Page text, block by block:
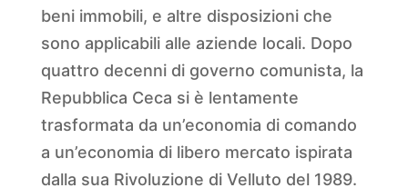
beni immobili, e altre disposizioni che
sono applicabili alle aziende locali. Dopo
quattro decenni di governo comunista, la
Repubblica Ceca si è lentamente
trasformata da un’economia di comando
a un’economia di libero mercato ispirata
dalla sua Rivoluzione di Velluto del 1989.